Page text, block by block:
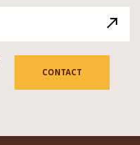
CONTACT